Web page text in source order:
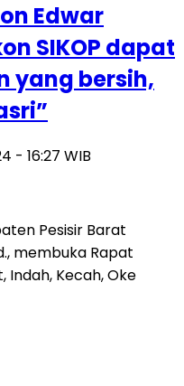
Edwar
SIKOP dapat
yang bersih,
- 16:27 WIB
Pesisir Barat
membuka Rapat
Indah, Kecah, Oke